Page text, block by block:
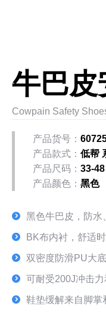
牛巴皮
Cowpain Safety
产品货号：
产品款式： 低帮
产品尺码： 33-48
产品颜色： 黑色
黑色牛巴皮，防水
BK布内衬，舒适
双密度防滑PU大
可耐受200J冲击
鞋垫缓解来自脚掌